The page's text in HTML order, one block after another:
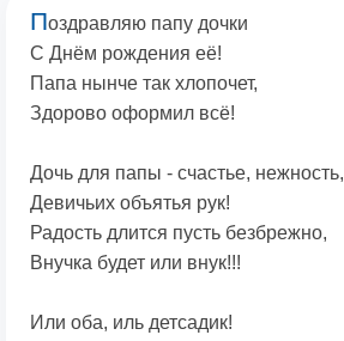
Поздравляю папу дочки
С Днём рождения её!
Папа нынче так хлопочет,
Здорово оформил всё!
Дочь для папы - счастье, нежность,
Девичьих объятья рук!
Радость длится пусть безбрежно,
Внучка будет или внук!!!
Или оба, иль детсадик!